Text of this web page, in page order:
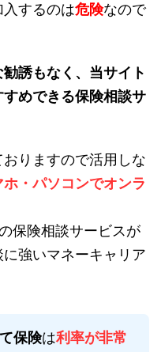
するのは危険なので
誘もなく、当サイト
めできる保険相談サ
りますので活用しな
ホ・パソコンでオンラ
保険相談サービスが
強いマネーキャリア
保険は利率が非常